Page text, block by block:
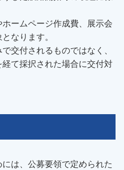
ームページ作成費、展示会
なります。
交付されるものではなく、
て採択された場合に交付対
は、公募要領で定められた